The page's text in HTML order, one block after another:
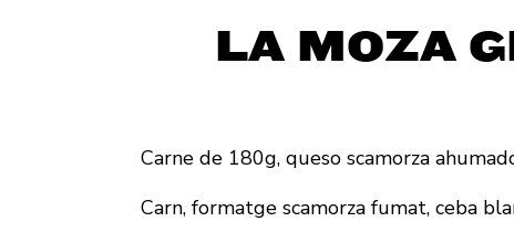
LA MOZA
Carne de 180g, queso scamorza
Carn, formatge scamorza fumat, ceba